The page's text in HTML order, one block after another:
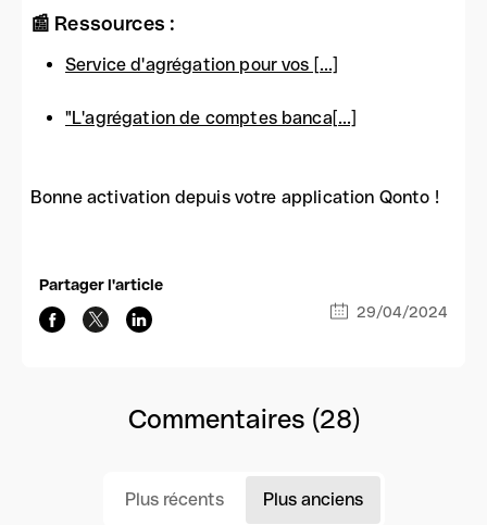
📰 Ressources :
Service d'agrégation pour vos [...]
"L'agrégation de comptes banca[...]
Bonne activation depuis votre application Qonto !
Partager l'article
29/04/2024
Commentaires (28)
Plus récents Plus anciens